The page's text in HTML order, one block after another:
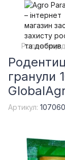
гранули
Артикул: 107060